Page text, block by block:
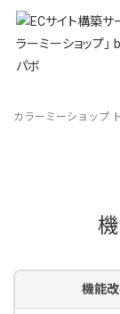
カラーミーショップ
機能